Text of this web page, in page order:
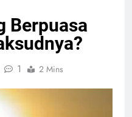
Berpuasa
1 2 Mins